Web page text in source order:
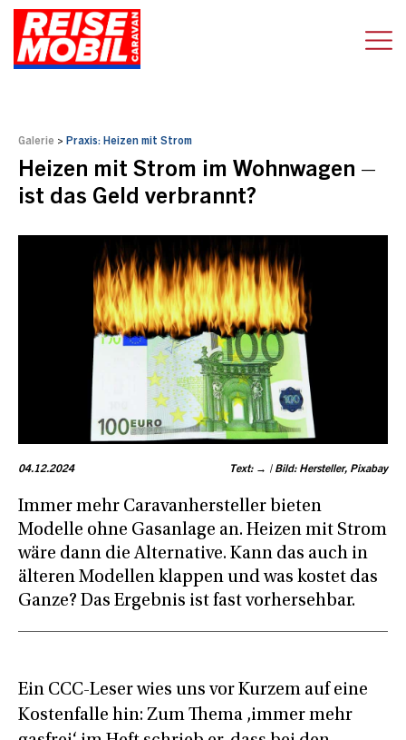
Galerie > Praxis: Heizen mit Strom
Heizen mit Strom im Wohnwagen –
ist das Geld verbrannt?
04.12.2024 Text: → | Bild: Hersteller, Pixabay
Immer mehr Caravanhersteller bieten
Modelle ohne Gasanlage an. Heizen mit Strom
wäre dann die Alternative. Kann das auch in
älteren Modellen klappen und was kostet das
Ganze? Das Ergebnis ist fast vorhersehbar.
Ein CCC-Leser wies uns vor Kurzem auf eine
Kostenfalle hin: Zum Thema ‚immer mehr